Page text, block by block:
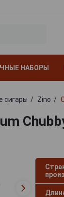
НАБОРЫ
сигары Zino